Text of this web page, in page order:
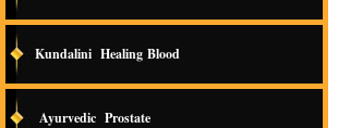
Kundalini Healing Blood
Ayurvedic Prostate